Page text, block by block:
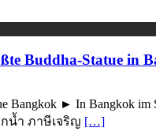
Buddha-Statue in
Bangkok ► In Bangkok im
กน้ำ ภาษีเจริญ […]